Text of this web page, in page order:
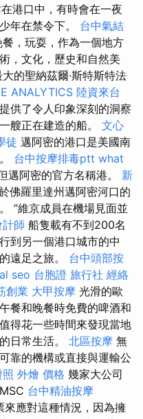
港口中，有時會在一夜
年在禁令下。 台中氣結
，玩耍，作為一個地方
，文化，歷史和自然美
的聖納茲爾·斯特斯特法
ANALYTICS 陸資來台
供了令人印象深刻的洞察
艘正在建造的船。 文心
徒 邁阿密的港口是美國南
台中按摩排毒ptt what
邁阿密的官方名稱港。 新
佛羅里達州邁阿密河口的
”維京成員在機場見面並
計師 船隻載有不到200名
到另一個港口城市的中
遠足之旅。 台中頭部按
seo 台胞證 旅行社 經絡
創業 大甲按摩 光滑的歐
餐和晚餐時免費的啤酒和
得花一些時間來發現當地
日常生活。 北區按摩 無
靠的機構或直接與運輸公
外燴 價格 幾家大公司
台中精油按摩
應對這種情況，因為擁